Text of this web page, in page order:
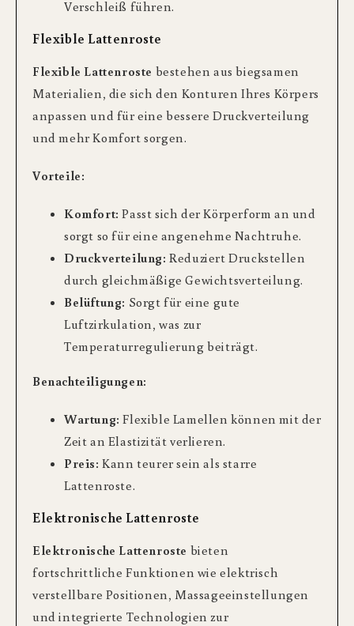
Verschleiß führen.
Flexible Lattenroste
Flexible Lattenroste bestehen aus biegsamen
Materialien, die sich den Konturen Ihres Körpers
anpassen und für eine bessere Druckverteilung
und mehr Komfort sorgen.
Vorteile:
Komfort: Passt sich der Körperform an und
sorgt so für eine angenehme Nachtruhe.
Druckverteilung: Reduziert Druckstellen
durch gleichmäßige Gewichtsverteilung.
Belüftung: Sorgt für eine gute
Luftzirkulation, was zur
Temperaturregulierung beiträgt.
Benachteiligungen:
Wartung: Flexible Lamellen können mit der
Zeit an Elastizität verlieren.
Preis: Kann teurer sein als starre
Lattenroste.
Elektronische Lattenroste
Elektronische Lattenroste bieten
fortschrittliche Funktionen wie elektrisch
verstellbare Positionen, Massageeinstellungen
und integrierte Technologien zur